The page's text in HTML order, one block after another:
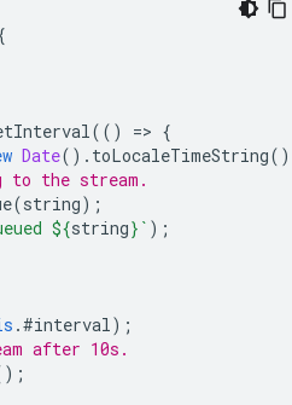
(() => {
Date(). toLocaleTimeString
the stream.
(string);
${string} ` );
.#interval);
after 10s.